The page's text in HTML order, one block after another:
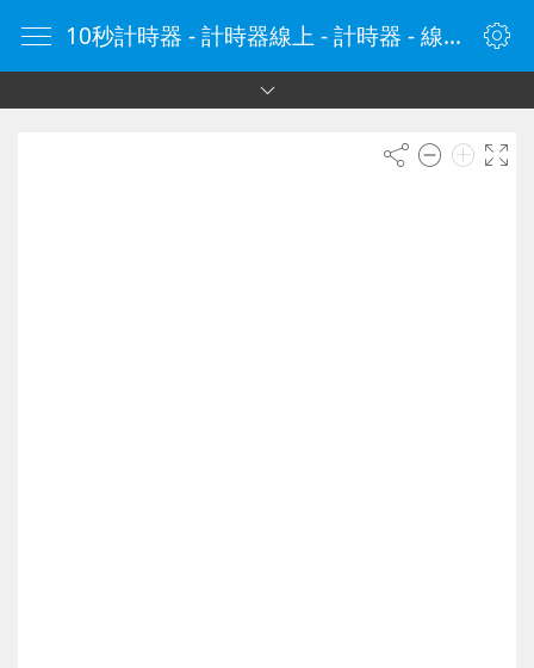
10秒計時器 - 計時器線上 - 計時器 - 線上計時器 - 在線計時器 - 计时器在线